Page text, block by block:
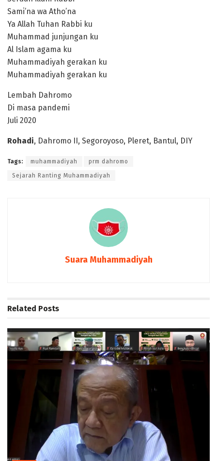
Sami’na wa Atho’na
Ya Allah Tuhan Rabbi ku
Muhammad junjungan ku
Al Islam agama ku
Muhammadiyah gerakan ku
Muhammadiyah gerakan ku
Lembah Dahromo
Di masa pandemi
Juli 2020
Rohadi, Dahromo II, Segoroyoso, Pleret, Bantul, DIY
Tags: muhammadiyah prm dahromo
Sejarah Ranting Muhammadiyah
Suara Muhammadiyah
Related Posts